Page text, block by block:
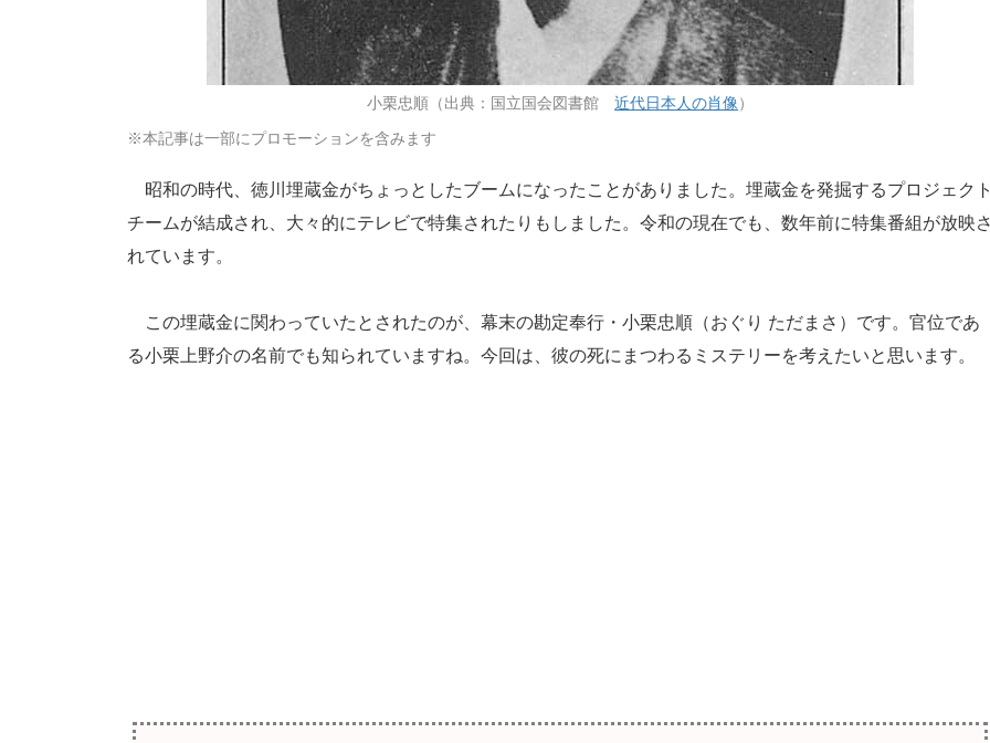
小栗忠順（出典：国立国会図書館近代日本人の肖像 ）
※本記事は一部にプロモーションを含みます
昭和の時代、徳川埋蔵金がちょっとしたブームになったことがありました。埋蔵金を発掘するプロジェクト
チームが結成され、大々的にテレビで特集されたりもしました。令和の現在でも、数年前に特集番組が放映さ
れています。
この埋蔵金に関わっていたとされたのが、幕末の勘定奉行・小栗忠順（おぐり ただまさ）です。官位であ
る小栗上野介の名前でも知られていますね。今回は、彼の死にまつわるミステリーを考えたいと思います。